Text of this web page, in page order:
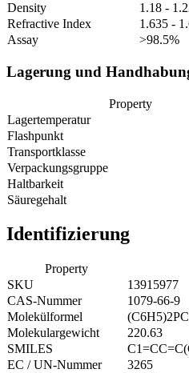
Density
1.18 -
Refractive Index
1.635 -
Assay
>98.5%
Lagerung und
Property
Lagertemperatur
Flashpunkt
Transportklasse
Verpackungsgruppe
Haltbarkeit
Säuregehalt
Identifizierung
Property
SKU
13915977
CAS-Nummer
1079-66-9
Molekülformel
Molekulargewicht
220.63
SMILES
EC / UN-Nummer
3265